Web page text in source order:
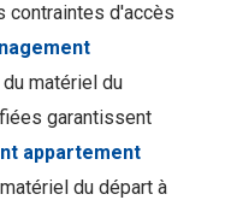
contraintes d'accès
matériel du
garantissent
appartement
du départ à